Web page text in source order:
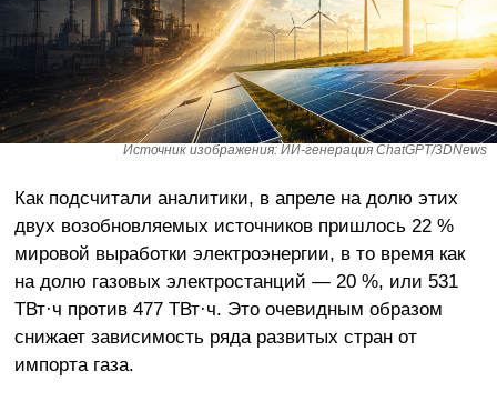
Источник изображения: ИИ-генерация ChatGPT/3DNews
Как подсчитали аналитики, в апреле на долю этих
двух возобновляемых источников пришлось 22 %
мировой выработки электроэнергии, в то время как
на долю газовых электростанций — 20 %, или 531
ТВт·ч против 477 ТВт·ч. Это очевидным образом
снижает зависимость ряда развитых стран от
импорта газа.